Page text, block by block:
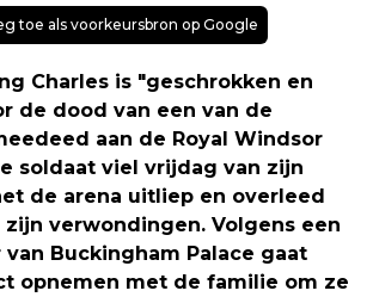
toe als voorkeursbron op Google
Charles is "geschrokken en
de dood van een van de
aan de Royal Windsor
soldaat viel vrijdag van zijn
de arena uitliep en overleed
verwondingen. Volgens een
Buckingham Palace gaat
opnemen met de familie om ze